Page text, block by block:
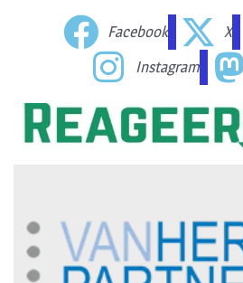
Facebook X
Instagram